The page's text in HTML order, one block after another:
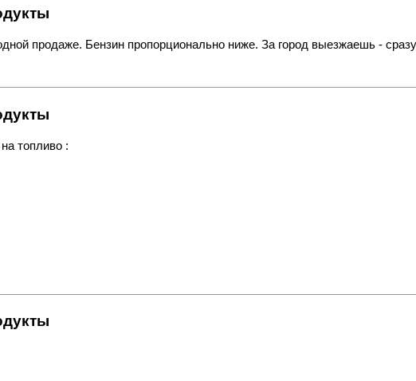
продаже. Бензин пропорционально ниже. За город выезжаешь -
топливо :